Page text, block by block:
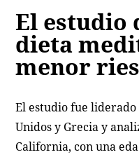
El estudio
dieta
menor
El estudio fue
Unidos y Grecia y
California, con una